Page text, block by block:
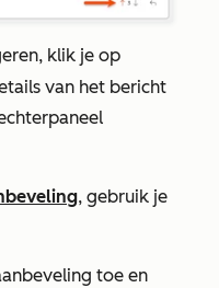
klik je op
van het bericht
, gebruik je
toe en